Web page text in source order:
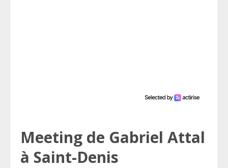
Meeting de Gabriel Attal
à Saint-Denis